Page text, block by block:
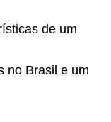
de um
no Brasil e um